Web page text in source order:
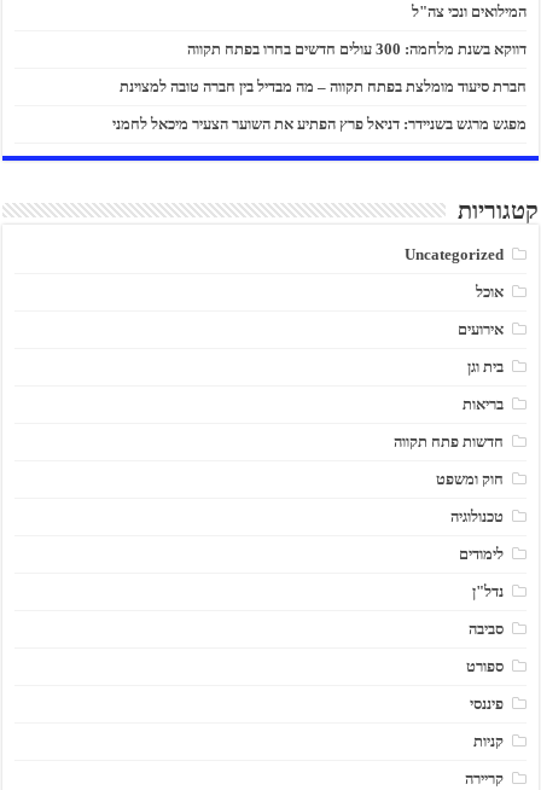
המילואים ונכי צה"ל
דווקא בשנת מלחמה: 300 עולים חדשים בחרו בפתח תקווה
חברת סיעוד מומלצת בפתח תקווה – מה מבדיל בין חברה טובה למצוינת
מפגש מרגש בשניידר: דניאל פרץ הפתיע את השוער הצעיר מיכאל לחמני
קטגוריות
Uncategorized
אוכל
אירועים
בית וגן
בריאות
חדשות פתח תקווה
חוק ומשפט
טכנולוגיה
לימודים
נדל"ן
סביבה
ספורט
פיננסי
קניות
קריירה